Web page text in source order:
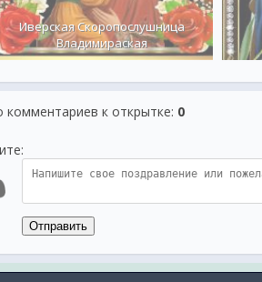
Иверская Скоропослушница
Владимираская
комментариев к открытке: 0
Отправить